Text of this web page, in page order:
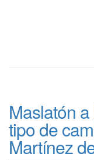
Maslatón
tipo de
Martínez